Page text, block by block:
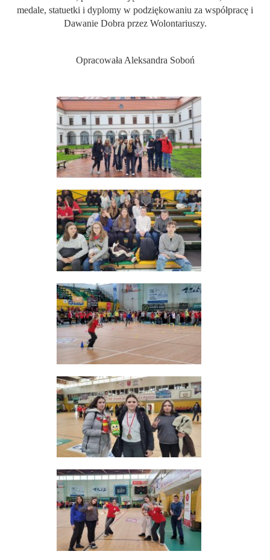
medale, statuetki i dyplomy w podziękowaniu za współpracę i
Dawanie Dobra przez Wolontariuszy.
Opracowała Aleksandra Soboń